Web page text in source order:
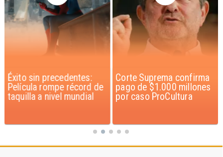
Éxito sin precedentes:
Película rompe récord de
taquilla a nivel mundial
Corte Suprema confirma
pago de $1.000 millones
por caso ProCultura